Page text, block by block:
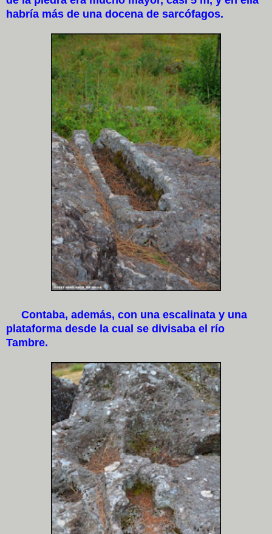
habría más de una docena de sarcófagos.
Contaba, además, con una escalinata y una
plataforma desde la cual se divisaba el río
Tambre.